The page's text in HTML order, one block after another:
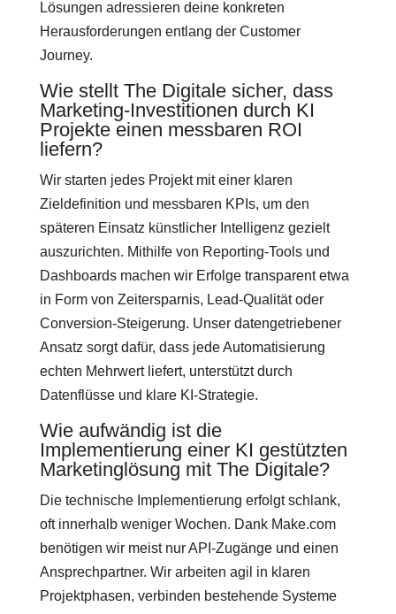
Lösungen adressieren deine konkreten
Herausforderungen entlang der Customer
Journey.
Wie stellt The Digitale sicher, dass
Marketing-Investitionen durch KI
Projekte einen messbaren ROI
liefern?
Wir starten jedes Projekt mit einer klaren
Zieldefinition und messbaren KPIs, um den
späteren Einsatz künstlicher Intelligenz gezielt
auszurichten. Mithilfe von Reporting-Tools und
Dashboards machen wir Erfolge transparent etwa
in Form von Zeitersparnis, Lead-Qualität oder
Conversion-Steigerung. Unser datengetriebener
Ansatz sorgt dafür, dass jede Automatisierung
echten Mehrwert liefert, unterstützt durch
Datenflüsse und klare KI-Strategie.
Wie aufwändig ist die
Implementierung einer KI gestützten
Marketinglösung mit The Digitale?
Die technische Implementierung erfolgt schlank,
oft innerhalb weniger Wochen. Dank Make.com
benötigen wir meist nur API-Zugänge und einen
Ansprechpartner. Wir arbeiten agil in klaren
Projektphasen, verbinden bestehende Systeme